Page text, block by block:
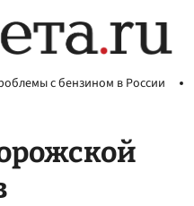
с бензином в России